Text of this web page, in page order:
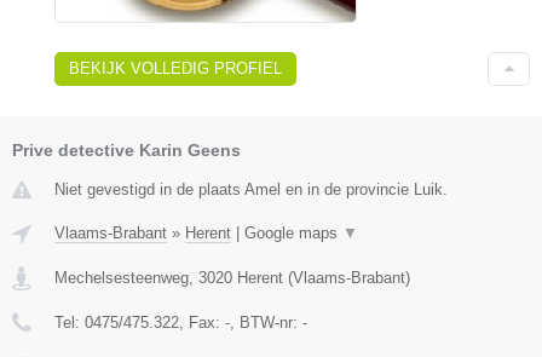
BEKIJK VOLLEDIG PROFIEL
Prive detective Karin Geens
Niet gevestigd in de plaats Amel en in de provincie Luik.
Vlaams-Brabant » Herent Google maps ▼
Mechelsesteenweg, 3020 Herent (Vlaams-Brabant)
Tel: 0475/475.322, Fax: -, BTW-nr: -